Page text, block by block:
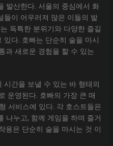
발산한다. 서울의 중심에서 화
들이 어우러져 많은 이들의 발
독특한 분위기와 다양한 즐길
다. 호빠는 단순히 술을 마시
과 새로운 경험을 할 수 있는
간을 보낼 수 있는 바 형태의
운영된다. 호빠의 가장 큰 매
서비스에 있다. 각 호스트들은
나누고, 함께 게임을 하며 즐거
용은 단순히 술을 마시는 것 이